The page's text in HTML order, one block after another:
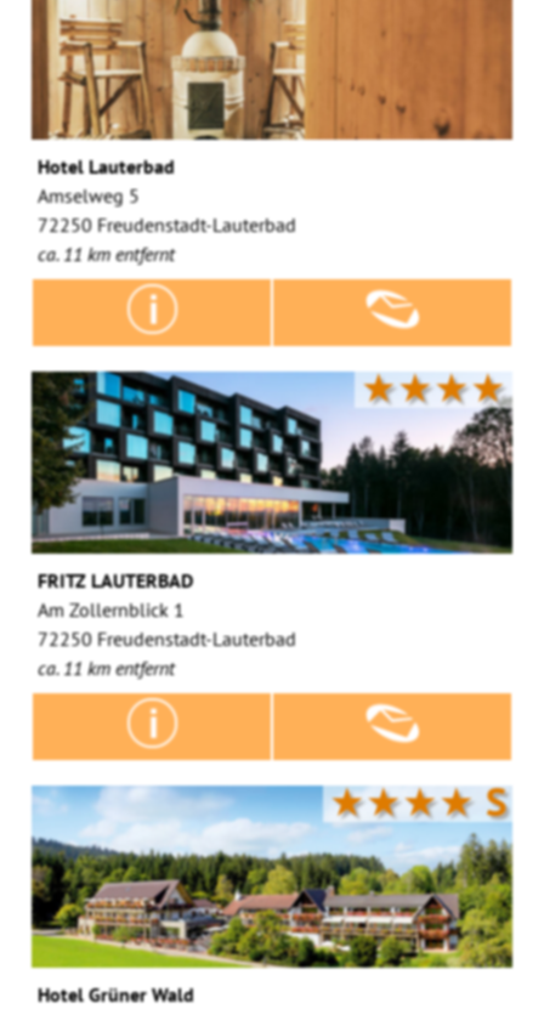
Hotel Lauterbad
Amselweg 5
72250 Freudenstadt-Lauterbad
ca. 11 km entfernt
★★★★
FRITZ LAUTERBAD
Am Zollernblick 1
72250 Freudenstadt-Lauterbad
ca. 11 km entfernt
★★★★S
Hotel Grüner Wald